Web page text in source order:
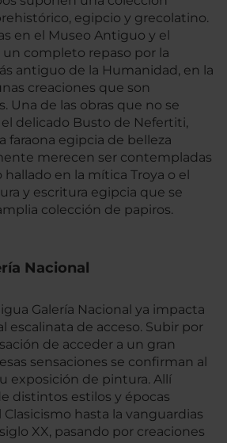
egipcio y grecolatino.
en el Museo Antiguo y el
completo repaso por la
antiguo de la Humanidad, en la
creaciones que son
Una de las obras que no se
delicado Busto de Nefertiti,
faraona egipcia de belleza
merecen ser contempladas
hallado en la mítica Troya o el
y escritura egipcia que se
colección de papiros.
Nacional
Galería Nacional ya impacta
escalinata de acceso. Subir por
de acceder a un gran
sensaciones se confirman al
exposición de pintura. Allí
distintos estilos y épocas
Clasicismo hasta la vanguardias
XX, pasando por creaciones